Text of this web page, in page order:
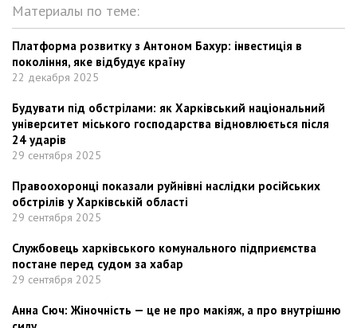
Материалы по теме:
Платформа розвитку з Антоном Бахур: інвестиція в
покоління, яке відбудує країну
22 декабря 2025
Будувати під обстрілами: як Харківський національний
університет міського господарства відновлюється після
24 ударів
29 сентября 2025
Правоохоронці показали руйнівні наслідки російських
обстрілів у Харківській області
29 сентября 2025
Службовець харківського комунального підприємства
постане перед судом за хабар
29 сентября 2025
Анна Сюч: Жіночність — це не про макіяж, а про внутрішню